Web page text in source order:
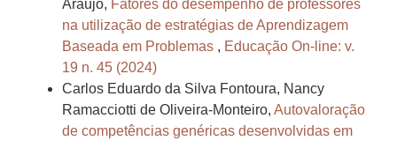
Araújo, Fatores do desempenho de professores
na utilização de estratégias de Aprendizagem
Baseada em Problemas , Educação On-line: v.
19 n. 45 (2024)
Carlos Eduardo da Silva Fontoura, Nancy
Ramacciotti de Oliveira-Monteiro, Autovaloração
de competências genéricas desenvolvidas em